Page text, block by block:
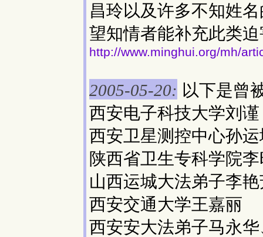
昌玲以及许多不知姓
望知情者能补充此类
http://www.minghui.org/mh/
2005-05-20: 以下是曾
西安电子科技大学刘谨
西安卫星测控中心孙
陕西省卫生专科学院
山西运城大法弟子李
西安交通大学王嘉丽
西安安大法弟子马永